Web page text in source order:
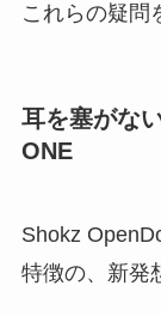
これらの疑問
耳を塞がな
ONE
Shokz
特徴の、新発